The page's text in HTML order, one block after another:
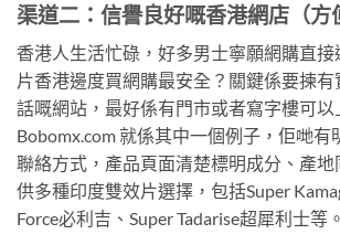
渠道二：信譽良好嘅香港網店（方
香港人生活忙碌，好多男士寧願網購直
片香港邊度買網購最安全？關鍵係要揀
話嘅網站，最好係有門市或者寫字樓可以
Bobomx.com 就係其中一個例子，佢哋有
聯絡方式，產品頁面清楚標明成分、產
供多種印度雙效片選擇，包括Super
Force必利吉、Super Tadarise超犀利士等